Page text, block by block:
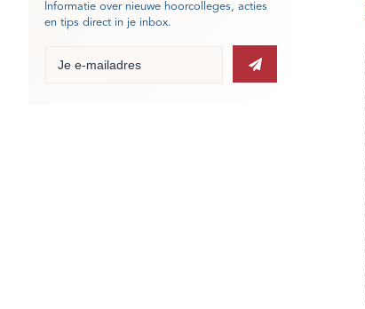
Informatie over nieuwe hoorcolleges, acties
en tips direct in je inbox.